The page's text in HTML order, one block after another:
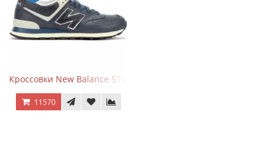
Кроссовки New Balance 574 Classic Blue White Leather
11570